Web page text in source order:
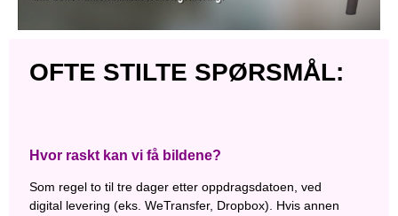
OFTE STILTE SPØRSMÅL:
Hvor raskt kan vi få bildene?
Som regel to til tre dager etter oppdragsdatoen, ved
digital levering (eks. WeTransfer, Dropbox). Hvis annen